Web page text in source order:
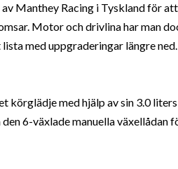
Manthey Racing i Tyskland för
Motor och drivlina har man
med uppgraderingar längre
körglädje med hjälp av sin 3.0
6-växlade manuella växellådan